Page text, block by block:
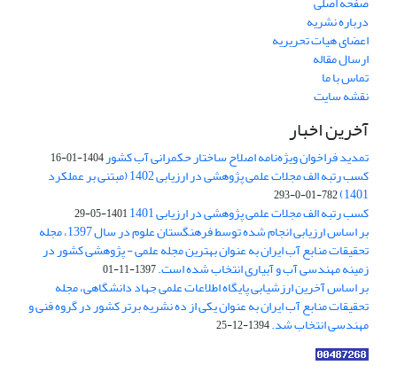
درباره نشریه
اعضای هیات تحریریه
ارسال مقاله
تماس با ما
نقشه سایت
آخرین اخبار
تمدید فراخوان ویژه‌نامه اصلاح ساختار حکمرانی آب کشور1404-01-16
کسب رتبه الف مجلات علمی پژوهشی در ارزیابی 1402 (مبتنی بر عملکرد
1401)
782-01-0-293
کسب رتبه الف مجلات علمی پژوهشی در ارزیابی 1401 1401-05-29
بر اساس ارزیابی انجام شده توسط فرهنگستان علوم در سال 1397، مجله
تحقیقات منابع آب ایران به عنوان بهترین مجله علمی - پژوهشی کشور در
زمینه مهندسی آب و آبیاری انتخاب شده است.1397-11-01
بر اساس آخرین ارزشیابی پایگاه اطلاعات علمی جهاد دانشگاهی، مجله
تحقیقات منابع آب ایران به عنوان یکی از ده نشریه برتر کشور در گروه فنی و
مهندسی انتخاب شد.1394-12-25